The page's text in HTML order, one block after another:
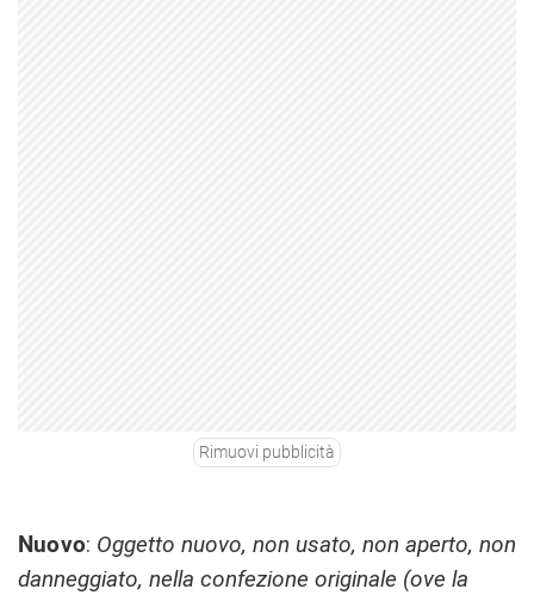
Rimuovi pubblicità
Nuovo: Oggetto nuovo, non usato, non aperto, non
danneggiato, nella confezione originale (ove la